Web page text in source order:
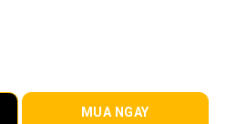
MUA NGAY